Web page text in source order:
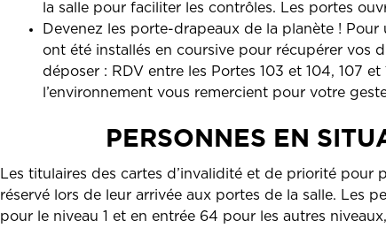
la salle pour faciliter les contrôles. Les portes
Devenez les porte-drapeaux de la planète !
ont été installés en coursive pour récupérer vos
déposer : RDV entre les Portes 103 et 104, 107 et
l’environnement vous remercient pour votre
PERSONNES EN
Les titulaires des cartes d’invalidité et de priorité pour
réservé lors de leur arrivée aux portes de la salle. Les
pour le niveau 1 et en entrée 64 pour les autres